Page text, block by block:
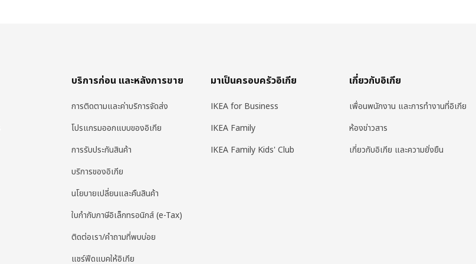
บริการก่อน และหลังการขาย
การติดตามและค่าบริการจัดส่ง
โปรแกรมออกแบบของอิเกีย
การรับประกันสินค้า
บริการของอิเกีย
นโยบายเปลี่ยนและคืนสินค้า
ใบกํากับภาษีอิเล็กทรอนิกส์ (e-Tax)
ติดต่อเรา/คำถามที่พบบ่อย
แชร์ฟีดแบคให้อิเกีย
มาเป็นครอบครัวอิเกีย
IKEA for Business
IKEA Family
IKEA Family Kids' Club
เกี่ยวกับอิเกีย
เพื่อนพนักงาน และการทำงานที่อิเกีย
ห้องข่าวสาร
เกี่ยวกับอิเกีย และความยั่งยืน